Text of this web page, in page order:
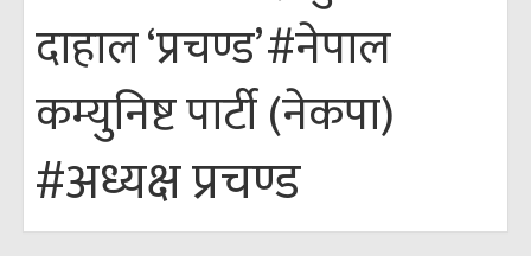
दाहाल ‘प्रचण्ड’#नेपाल
कम्युनिष्ट पार्टी (नेकपा)
#अध्यक्ष प्रचण्ड